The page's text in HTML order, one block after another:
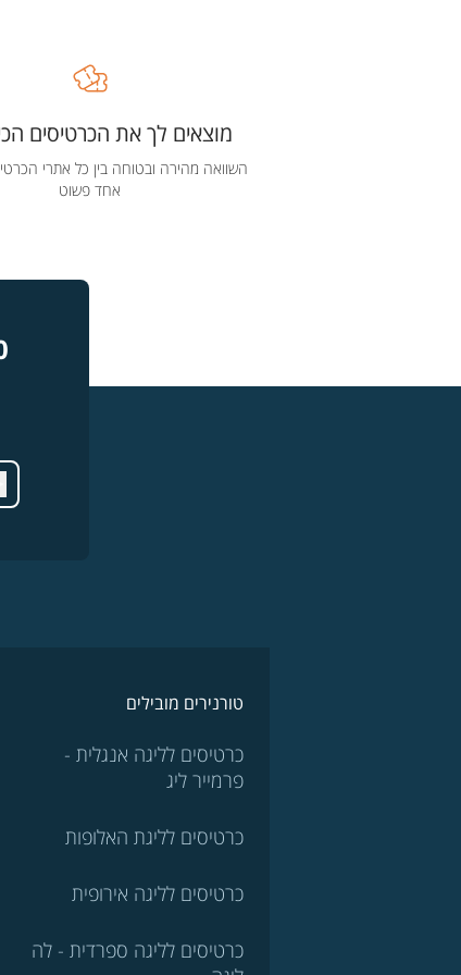
מוצאים לך את הכרטיסים
השוואה מהירה ובטוחה בין כל אתרי
אחד פשוט
טורנירים מובילים
כרטיסים לליגה אנגלית -
פרמייר ליג
כרטיסים לליגת האלופות
כרטיסים לליגה אירופית
כרטיסים לליגה ספרדית - לה